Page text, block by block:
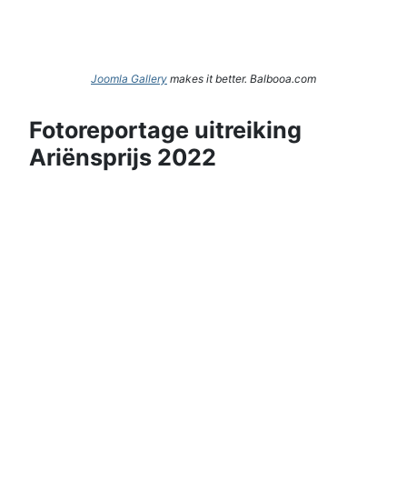
Joomla Gallery makes it better. Balbooa.com
Fotoreportage uitreiking
Ariënsprijs 2022